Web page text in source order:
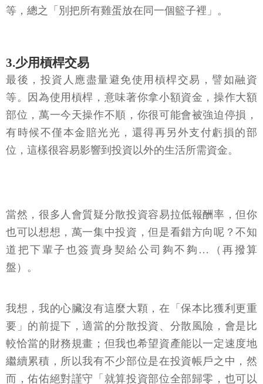
等，總之「別把所有雞蛋放在同一個籃子裡」。
3.少用槓桿交易
最後，投資人應盡量避免使用槓桿交易，譬如融資
等。因為使用槓桿，意味著你拿小額資金，操作大額
部位，萬一今天操作不順，你很可能會被強迫停損，
有時候不僅本金賠光光，還得再另外支付虧損的部
位，這樣很容易影響到投資以外的生活所需資金。
當然，很多人會質疑分散投資容易拉低報酬率，但你
也可以想想，萬一集中投資，但是看錯方向呢？不知
道把下輩子也簽賣身契給公司夠不夠…（再撥算
盤）。
我想，我的心臟沒有這麼大顆，在「保本比獲利更重
要」的前提下，適當的分散投資、分散風險，會是比
較恰當的財務規畫；但我也希望資產能以一定速度地
繼續累積，所以我有不少部位是在投資帳戶之中，然
而，佑佑絕對謹守「就算投資部位全部歸零，也可以